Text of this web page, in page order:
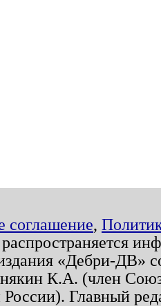
соглашение,
«Дебри-ДВ»
К.А. (член
России). Главный